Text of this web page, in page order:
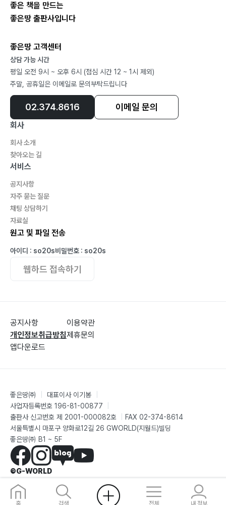
좋은 책을 만드는
좋은땅 출판사입니다
좋은땅 고객센터
상담 가능 시간
평일 오전 9시 ~ 오후 6시 (점심 시간 12 ~ 1시 제외)
주말, 공휴일은 이메일로 문의부탁드립니다
02.374.8616 이메일 문의
회사
회사 소개
찾아오는 길
서비스
공지사항
자주 묻는 질문
채팅 상담하기
자료실
원고 및 파일 전송
아이디 : so20s비밀번호 : so20s
웹하드 접속하기
공지사항
개인정보취급방침
앱다운로드
이용약관
제휴문의
좋은땅㈜ 대표이사 이기봉
사업자등록번호 196-81-00877
출판사 신고번호 제 2001-000082호
FAX 02-374-8614
서울특별시 마포구 양화로12길 26 GWORLD(지월드)빌딩
좋은땅㈜ B1 ~ 5F
©G-WORLD
홈 검색 전체 내 정보